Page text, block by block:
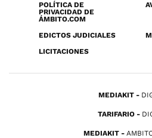
POLÍTICA DE
PRIVACIDAD DE
ÁMBITO.COM
EDICTOS JUDICIALES
LICITACIONES
MEDIAKIT
TARIFARIO
MEDIAKIT